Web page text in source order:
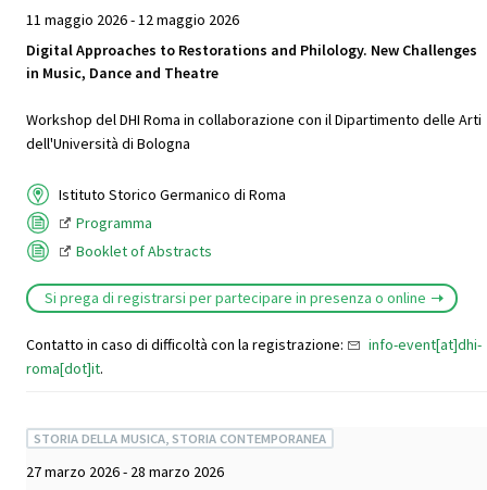
11 maggio 2026 - 12 maggio 2026
Digital Approaches to Restorations and Philology. New Challenges
in Music, Dance and Theatre
Workshop del DHI Roma in collaborazione con il Dipartimento delle Arti
dell'Università di Bologna
Istituto Storico Germanico di Roma
Programma
Booklet of Abstracts
Si prega di registrarsi per partecipare in presenza o online
Contatto in caso di difficoltà con la registrazione:
info-event[at]dhi-
roma[dot]it.
STORIA DELLA MUSICA, STORIA CONTEMPORANEA
27 marzo 2026 - 28 marzo 2026